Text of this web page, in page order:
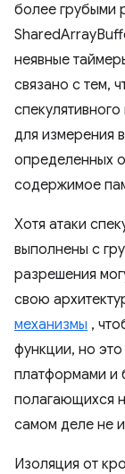
более грубыми
неявные
связано с тем,
для измерения
определенных
содержимое
Хотя атаки
выполнены с
разрешения
свою
механизмы ,
функции, но
платформами и
полагающихся
самом деле не
Изоляция от